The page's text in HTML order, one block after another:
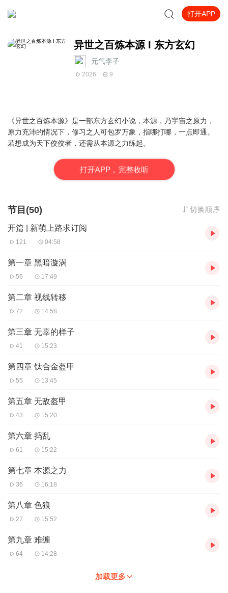
打开APP
异世之百炼本源 I 东方玄幻
元气李子
2026 9
《异世之百炼本源》是一部东方玄幻小说，本源，乃宇宙之原力，
原力充沛的情况下，修习之人可包罗万象，指哪打哪，一点即通。
若想成为天下佼佼者，还需从本源之力练起。
打开APP，完整收听
节目(50) 切换顺序
开篇 | 新萌上路求订阅
121 04:58
第一章 黑暗漩涡
56 17:49
第二章 视线转移
72 14:58
第三章 无辜的样子
41 15:23
第四章 钛合金盔甲
55 13:45
第五章 无敌盔甲
43 15:20
第六章 捣乱
61 15:22
第七章 本源之力
36 16:18
第八章 色狼
27 15:52
第九章 难缠
64 14:28
加载更多